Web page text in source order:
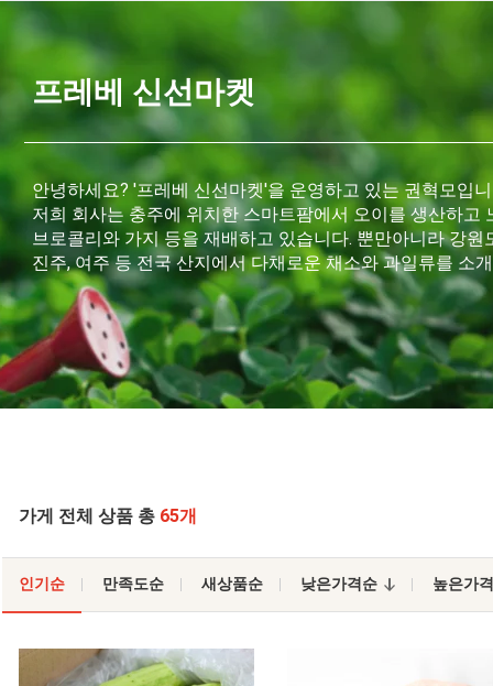
프레베 신선마켓
안녕하세요? '프레베 신선마켓'을 운영하고 있는 권혁모입
저희 회사는 충주에 위치한 스마트팜에서 오이를 생산하고
브로콜리와 가지 등을 재배하고 있습니다. 뿐만아니라 강원
진주, 여주 등 전국 산지에서 다채로운 채소와 과일류를 소
가게 전체 상품 총 65개
인기순 만족도순 새상품순 낮은가격순 높은가